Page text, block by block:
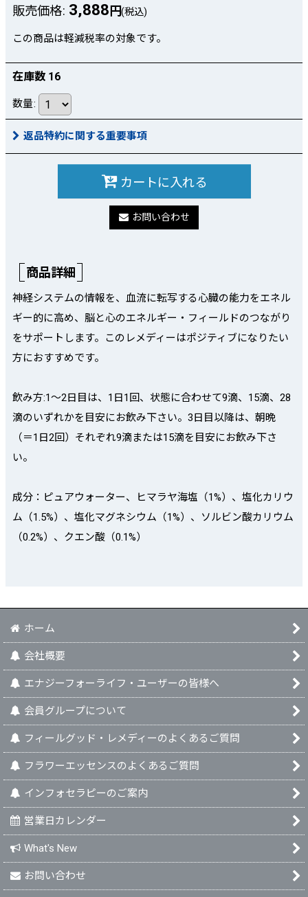
販売価格: 3,888 円(税込)
この商品は軽減税率の対象です。
在庫数 16
数量:
返品特約に関する重要事項
カートに入れる
お問い合わせ
商品詳細
神経システムの情報を、血流に転写する心臓の能力をエネル
ギー的に高め、脳と心のエネルギー・フィールドのつながり
をサポートします。このレメディーはポジティブになりたい
方におすすめです。
飲み方:1〜2日目は、1日1回、状態に合わせて9滴、15滴、28
滴のいずれかを目安にお飲み下さい。3日目以降は、朝晩
（＝1日2回）それぞれ9滴または15滴を目安にお飲み下さ
い。
成分：ピュアウォーター、ヒマラヤ海塩（1%）、塩化カリウ
ム（1.5%）、塩化マグネシウム（1%）、ソルビン酸カリウム
（0.2%）、クエン酸（0.1%）
ホーム
会社概要
エナジーフォーライフ・ユーザーの皆様へ
会員グループについて
フィールグッド・レメディーのよくあるご質問
フラワーエッセンスのよくあるご質問
インフォセラピーのご案内
営業日カレンダー
What's New
お問い合わせ